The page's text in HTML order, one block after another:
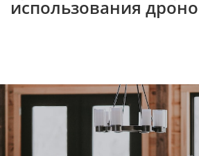
использования